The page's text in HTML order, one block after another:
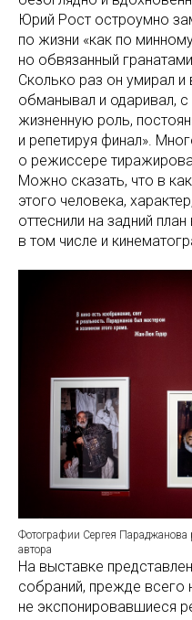
Юрий Рост остроумно
по жизни «как по
но обвязанный
Сколько раз он умирал
обманывал и одаривал,
жизненную роль,
и репетируя финал».
о режиссере
Можно сказать, что в
этого человека,
оттеснили на задний
в том числе и
Фотографии Сергея
автора
На выставке
собраний, прежде всего
не экспонировавшиеся